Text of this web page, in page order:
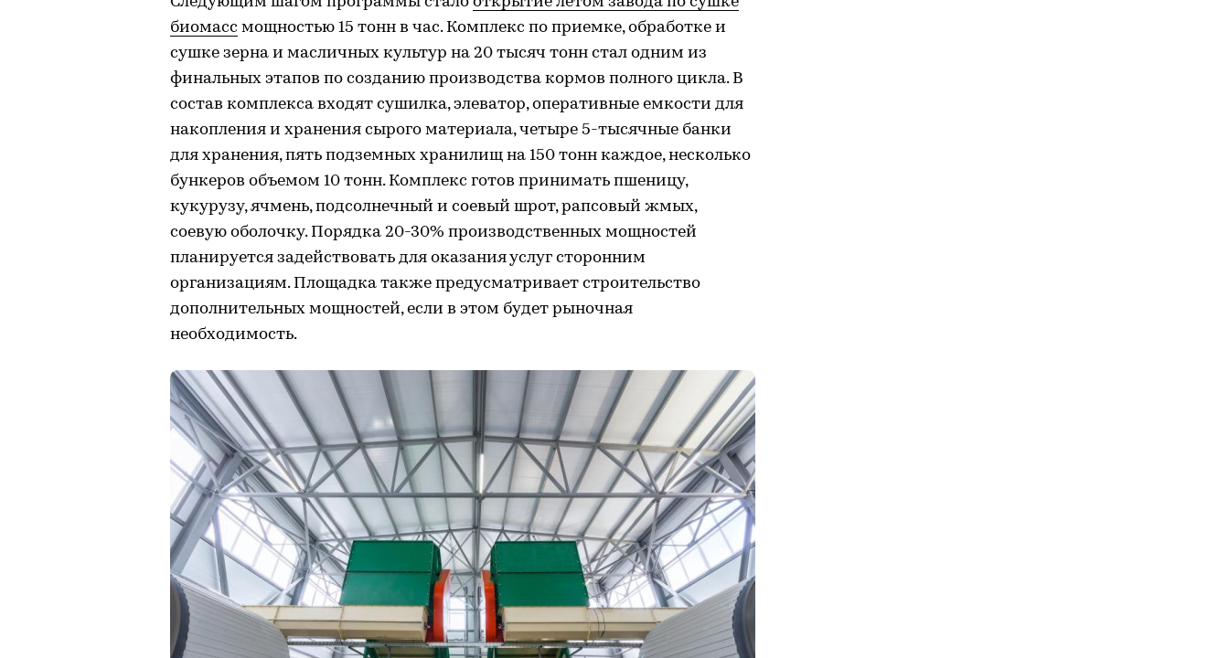
биомасс мощностью 15 тонн в час. Комплекс по приемке, обработке и
сушке зерна и масличных культур на 20 тысяч тонн стал одним из
финальных этапов по созданию производства кормов полного цикла. В
состав комплекса входят сушилка, элеватор, оперативные емкости для
накопления и хранения сырого материала, четыре 5-тысячные банки
для хранения, пять подземных хранилищ на 150 тонн каждое, несколько
бункеров объемом 10 тонн. Комплекс готов принимать пшеницу,
кукурузу, ячмень, подсолнечный и соевый шрот, рапсовый жмых,
соевую оболочку. Порядка 20-30% производственных мощностей
планируется задействовать для оказания услуг сторонним
организациям. Площадка также предусматривает строительство
дополнительных мощностей, если в этом будет рыночная
необходимость.